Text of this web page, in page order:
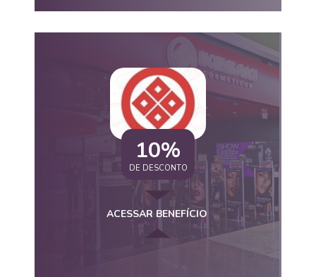
10%
DE DESCONTO
ACESSAR BENEFÍCIO